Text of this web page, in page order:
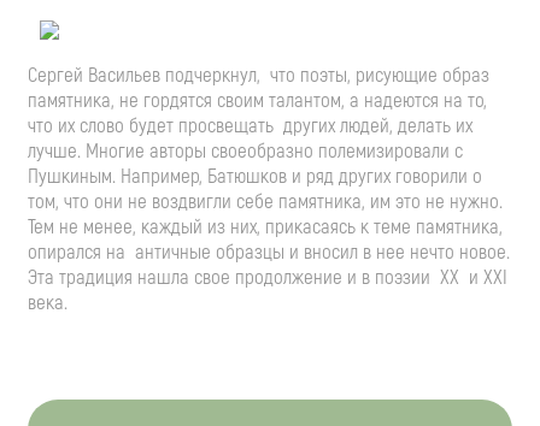
Сергей Васильев подчеркнул, что поэты, рисующие образ
памятника, не гордятся своим талантом, а надеются на то,
что их слово будет просвещать других людей, делать их
лучше. Многие авторы своеобразно полемизировали с
Пушкиным. Например, Батюшков и ряд других говорили о
том, что они не воздвигли себе памятника, им это не нужно.
Тем не менее, каждый из них, прикасаясь к теме памятника,
опирался на античные образцы и вносил в нее нечто новое.
Эта традиция нашла свое продолжение и в поэзии XX и XXI
века.